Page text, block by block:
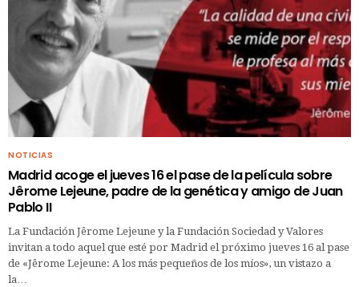
NOTICIAS
Madrid acoge el jueves 16 el pase de la película sobre
Jêrome Lejeune, padre de la genética y amigo de Juan
Pablo II
La Fundación Jêrome Lejeune y la Fundación Sociedad y Valores
invitan a todo aquel que esté por Madrid el próximo jueves 16 al pase
de «Jêrome Lejeune: A los más pequeños de los míos», un vistazo a
la…